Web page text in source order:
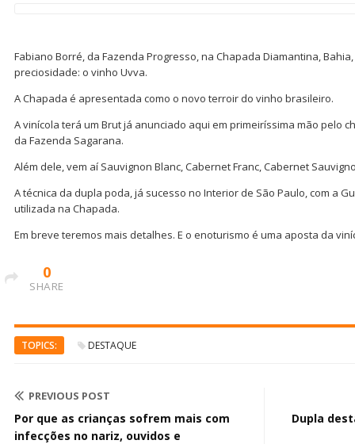
Fabiano Borré, da Fazenda Progresso, na Chapada Diamantina,
preciosidade: o vinho Uvva.
A Chapada é apresentada como o novo terroir do vinho brasileiro.
A vinícola terá um Brut já anunciado aqui em primeiríssima mão pelo
da Fazenda Sagarana.
Além dele, vem aí Sauvignon Blanc, Cabernet Franc, Cabernet
A técnica da dupla poda, já sucesso no Interior de São Paulo, com a
utilizada na Chapada.
Em breve teremos mais detalhes. E o enoturismo é uma aposta da
0
SHARE
TOPICS: DESTAQUE
PREVIOUS POST
Por que as crianças sofrem mais com
infecções no nariz, ouvidos e
Dupla